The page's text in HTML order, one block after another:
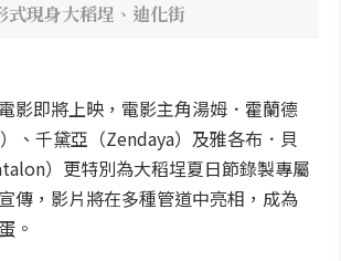
式現身大稻埕、迪化街
影即將上映，電影主角湯姆．霍蘭德
、千黛亞（Zendaya）及雅各布．貝
）更特別為大稻埕夏日節錄製專屬
傳，影片將在多種管道中亮相，成為
。